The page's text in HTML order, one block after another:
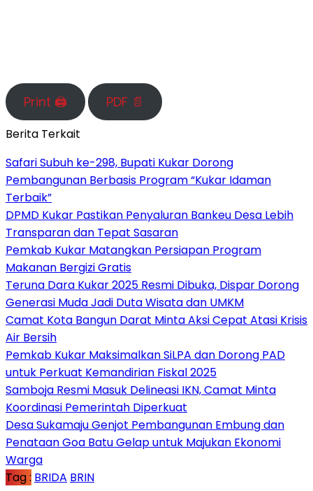
Print 🖨 PDF 📄
Berita Terkait
Safari Subuh ke-298, Bupati Kukar Dorong
Pembangunan Berbasis Program “Kukar Idaman
Terbaik”
DPMD Kukar Pastikan Penyaluran Bankeu Desa Lebih
Transparan dan Tepat Sasaran
Pemkab Kukar Matangkan Persiapan Program
Makanan Bergizi Gratis
Teruna Dara Kukar 2025 Resmi Dibuka, Dispar Dorong
Generasi Muda Jadi Duta Wisata dan UMKM
Camat Kota Bangun Darat Minta Aksi Cepat Atasi Krisis
Air Bersih
Pemkab Kukar Maksimalkan SiLPA dan Dorong PAD
untuk Perkuat Kemandirian Fiskal 2025
Samboja Resmi Masuk Delineasi IKN, Camat Minta
Koordinasi Pemerintah Diperkuat
Desa Sukamaju Genjot Pembangunan Embung dan
Penataan Goa Batu Gelap untuk Majukan Ekonomi
Warga
Tag : BRIDA BRIN